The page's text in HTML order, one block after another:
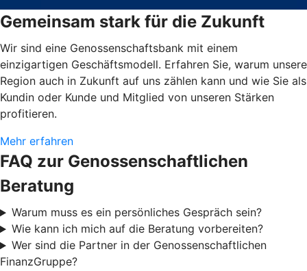
Gemeinsam stark für die Zukunft
Wir sind eine Genossenschaftsbank mit einem
einzigartigen Geschäftsmodell. Erfahren Sie, warum unsere
Region auch in Zukunft auf uns zählen kann und wie Sie als
Kundin oder Kunde und Mitglied von unseren Stärken
profitieren.
Mehr erfahren
FAQ zur Genossenschaftlichen
Beratung
Warum muss es ein persönliches Gespräch sein?
Wie kann ich mich auf die Beratung vorbereiten?
Wer sind die Partner in der Genossenschaftlichen
FinanzGruppe?